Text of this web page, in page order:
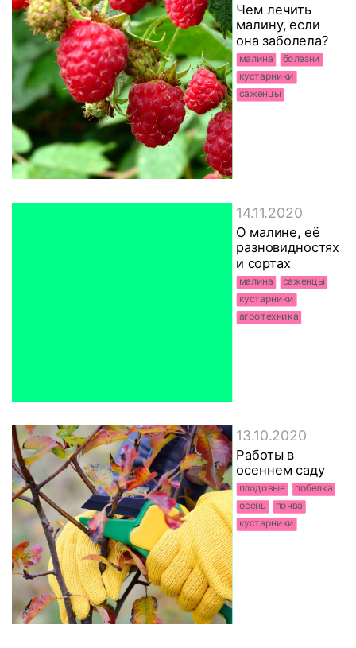
Чем лечить
малину, если
она заболела?
малина
болезни
кустарники
саженцы
14.11.2020
О малине, её
разновидностях
и сортах
малина
саженцы
кустарники
агротехника
13.10.2020
Работы в
осеннем саду
плодовые
побелка
осень
почва
кустарники